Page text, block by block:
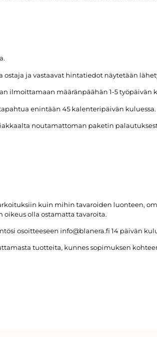
ja vastaavat hintatiedot näytetään
ilmoittamaan määränpäähän 1-5
enintään 45 kalenteripäivän kuluessa.
noutamattoman paketin
kuin mihin tavaroiden luonteen,
olla ostamatta tavaroita.
osoitteeseen info@blanera.fi 14 päivän
tuotteita, kunnes sopimuksen